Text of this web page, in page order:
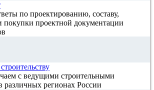
по проектированию, составу,
покупки проектной документации
с ведущими строительными
различных регионах России